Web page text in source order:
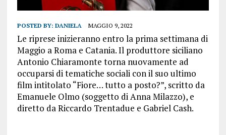
POSTED BY: DANIELA MAGGIO 9, 2022
Le riprese inizieranno entro la prima settimana di
Maggio a Roma e Catania. Il produttore siciliano
Antonio Chiaramonte torna nuovamente ad
occuparsi di tematiche sociali con il suo ultimo
film intitolato “Fiore… tutto a posto?”, scritto da
Emanuele Olmo (soggetto di Anna Milazzo), e
diretto da Riccardo Trentadue e Gabriel Cash.